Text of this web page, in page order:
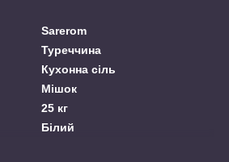
Sarerom
Туреччина
Кухонна сіль
Мішок
25 кг
Білий